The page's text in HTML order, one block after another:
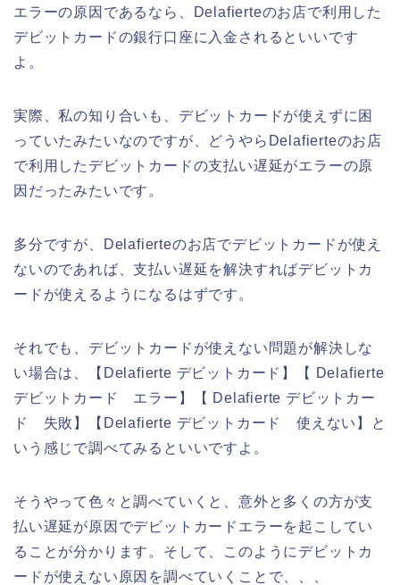
エラーの原因であるなら、Delafierteのお店で利用した
デビットカードの銀行口座に入金されるといいです
よ。
実際、私の知り合いも、デビットカードが使えずに困
っていたみたいなのですが、どうやらDelafierteのお店
で利用したデビットカードの支払い遅延がエラーの原
因だったみたいです。
多分ですが、Delafierteのお店でデビットカードが使え
ないのであれば、支払い遅延を解決すればデビットカ
ードが使えるようになるはずです。
それでも、デビットカードが使えない問題が解決しな
い場合は、【Delafierte デビットカード】【 Delafierte
デビットカード エラー】【 Delafierte デビットカー
ド 失敗】【Delafierte デビットカード 使えない】と
いう感じで調べてみるといいですよ。
そうやって色々と調べていくと、意外と多くの方が支
払い遅延が原因でデビットカードエラーを起こしてい
ることが分かります。そして、このようにデビットカ
ードが使えない原因を調べていくことで、、、